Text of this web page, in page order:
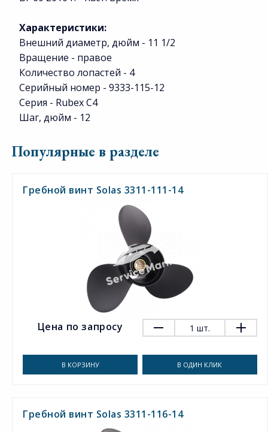
Характеристики:
Внешний диаметр, дюйм - 11 1/2
Вращение - правое
Количество лопастей - 4
Серийный номер - 9333-115-12
Серия - Rubex C4
Шаг, дюйм - 12
Популярные в разделе
Гребной винт Solas 3311-111-14
Цена по запросу 1 шт.
В КОРЗИНУ В ОДИН КЛИК
Гребной винт Solas 3311-116-14